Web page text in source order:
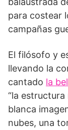
para costear
campañas
El filósofo y
llevando la
cantado la
“la estructura
blanca
nubes, una